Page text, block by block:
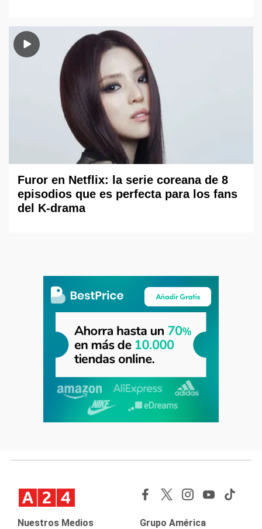
Furor en Netflix: la serie coreana de 8
episodios que es perfecta para los fans
del K-drama
Nuestros Medios Grupo América